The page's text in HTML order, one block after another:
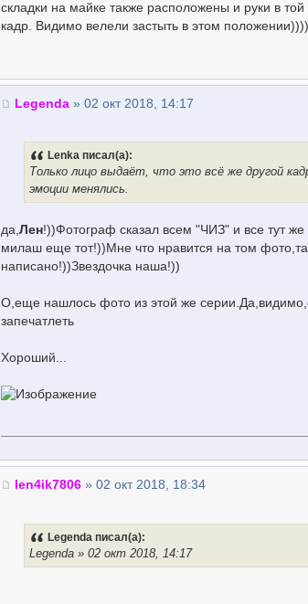
складки на майке также расположены и руки в
кадр. Видимо велели застыть в этом
Legenda » 02 окт 2018, 14:17
Lenka писал(а):
Только лицо выдаёт, что это всё же другой
эмоции менялись.
да,Лен!))Фотограф сказал всем "ЧИЗ" и все тут
милаш еще тот!))Мне что нравится на том
написано!))Звездочка наша!))
О,еще нашлось фото из этой же
запечатлеть
Хороший...
len4ik7806 » 02 окт 2018, 18:34
Legenda писал(а):
Legenda » 02 окт 2018, 14:17